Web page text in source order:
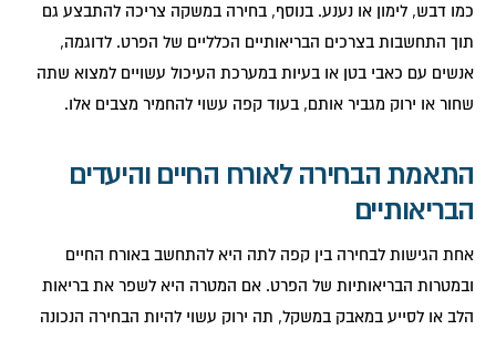
כמו דבש, לימון או נענע. בנוסף, בחירה במשקה צריכה להתבצע גם
תוך התחשבות בצרכים הבריאותיים הכלליים של הפרט. לדוגמה,
אנשים עם כאבי בטן או בעיות במערכת העיכול עשויים למצוא שתה
שחור או ירוק מגביר אותם, בעוד קפה עשוי להחמיר מצבים אלו.
התאמת הבחירה לאורח החיים והיעדים
הבריאותיים
אחת הגישות לבחירה בין קפה לתה היא להתחשב באורח החיים
ובמטרות הבריאותיות של הפרט. אם המטרה היא לשפר את בריאות
הלב או לסייע במאבק במשקל, תה ירוק עשוי להיות הבחירה הנכונה